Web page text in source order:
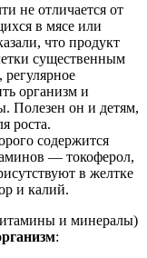
не отличается от
в мясе или
что продукт
существенным
организм и
Полезен он и детям,
роста.
содержится
— токоферол,
в желтке
и калий.
и минералы)
: